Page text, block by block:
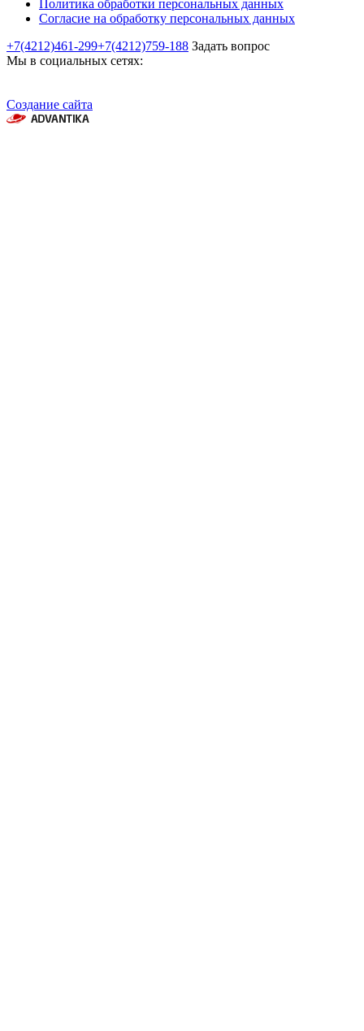
Политика обработки персональных данных
Согласие на обработку персональных данных
+7(4212)461-299+7(4212)759-188 Задать вопрос
Мы в социальных сетях:
Создание сайта